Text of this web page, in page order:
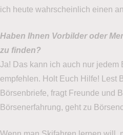
ich heute wahrscheinlich einen
Haben Ihnen Vorbilder oder
zu finden?
Ja! Das kann ich auch nur jedem
empfehlen. Holt Euch Hilfe! Lest
Börsenbriefe, fragt Freunde und
Börsenerfahrung, geht zu